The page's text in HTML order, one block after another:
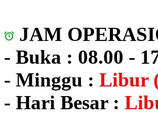
JAM
- Buka : 08.00 -
- Minggu : Libur
- Hari Besar :